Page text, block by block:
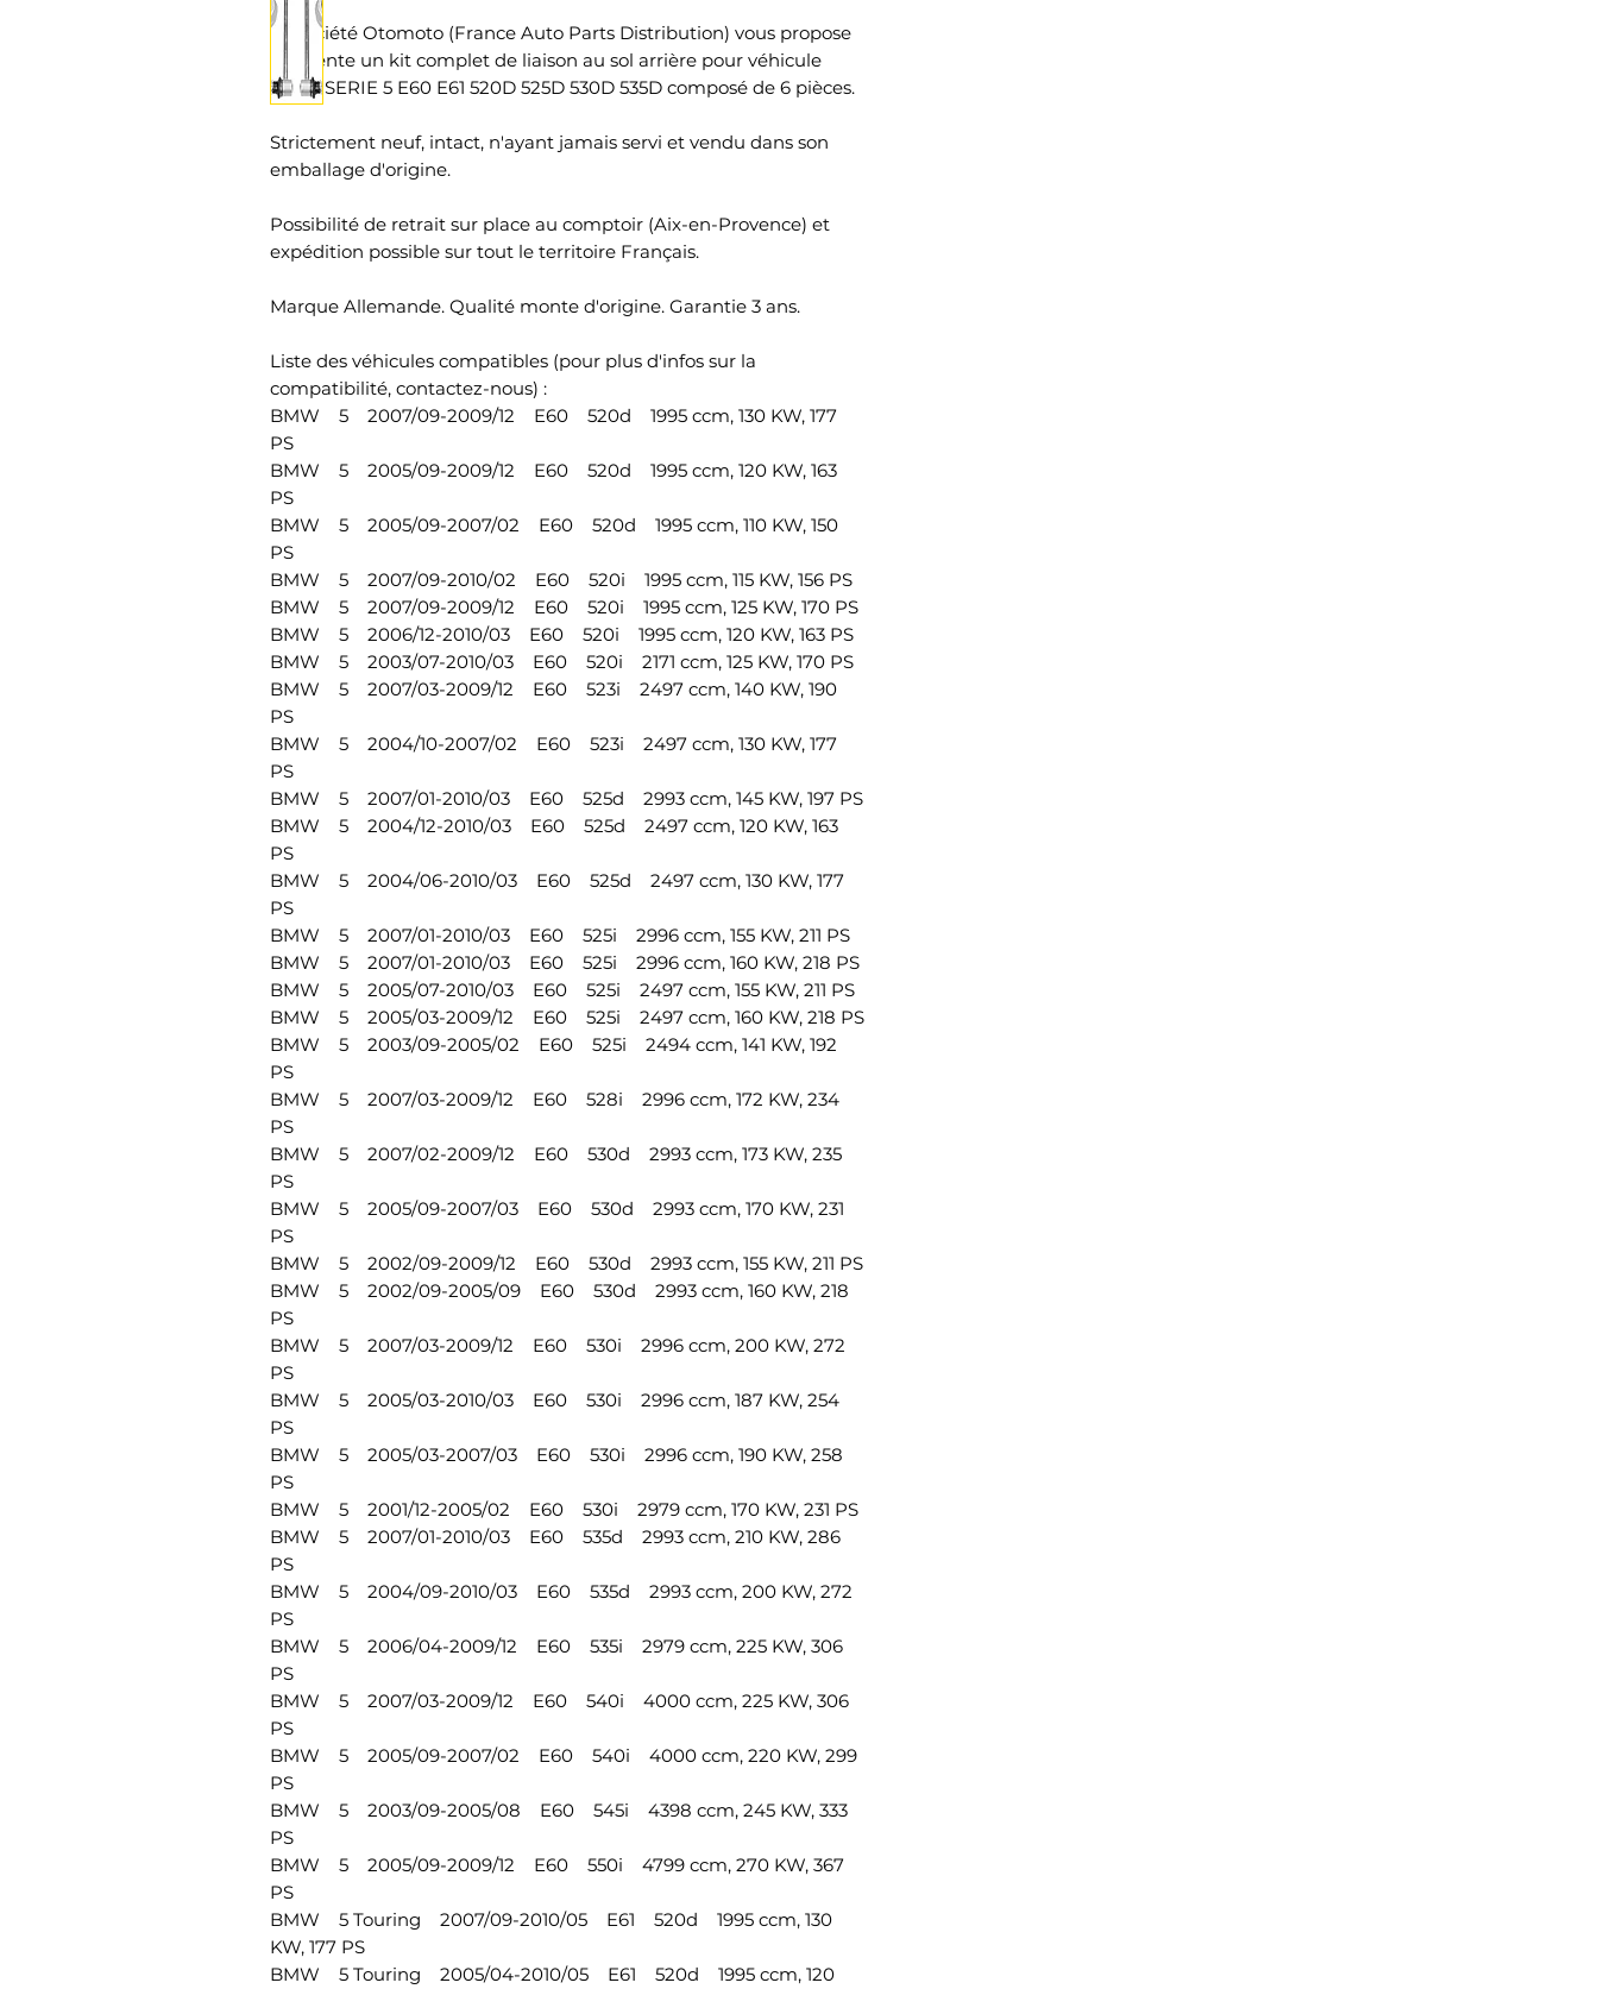
La société Otomoto (France Auto Parts Distribution) vous propose
à la vente un kit complet de liaison au sol arrière pour véhicule
BMW SERIE 5 E60 E61 520D 525D 530D 535D composé de 6 pièces.
Strictement neuf, intact, n'ayant jamais servi et vendu dans son
emballage d'origine.
Possibilité de retrait sur place au comptoir (Aix-en-Provence) et
expédition possible sur tout le territoire Français.
Marque Allemande. Qualité monte d'origine. Garantie 3 ans.
Liste des véhicules compatibles (pour plus d'infos sur la
compatibilité, contactez-nous) :
BMW 5 2007/09-2009/12 E60 520d 1995 ccm, 130 KW, 177
PS
BMW 5 2005/09-2009/12 E60 520d 1995 ccm, 120 KW, 163
PS
BMW 5 2005/09-2007/02 E60 520d 1995 ccm, 110 KW, 150
PS
BMW 5 2007/09-2010/02 E60 520i 1995 ccm, 115 KW, 156 PS
BMW 5 2007/09-2009/12 E60 520i 1995 ccm, 125 KW, 170 PS
BMW 5 2006/12-2010/03 E60 520i 1995 ccm, 120 KW, 163 PS
BMW 5 2003/07-2010/03 E60 520i 2171 ccm, 125 KW, 170 PS
BMW 5 2007/03-2009/12 E60 523i 2497 ccm, 140 KW, 190
PS
BMW 5 2004/10-2007/02 E60 523i 2497 ccm, 130 KW, 177
PS
BMW 5 2007/01-2010/03 E60 525d 2993 ccm, 145 KW, 197 PS
BMW 5 2004/12-2010/03 E60 525d 2497 ccm, 120 KW, 163
PS
BMW 5 2004/06-2010/03 E60 525d 2497 ccm, 130 KW, 177
PS
BMW 5 2007/01-2010/03 E60 525i 2996 ccm, 155 KW, 211 PS
BMW 5 2007/01-2010/03 E60 525i 2996 ccm, 160 KW, 218 PS
BMW 5 2005/07-2010/03 E60 525i 2497 ccm, 155 KW, 211 PS
BMW 5 2005/03-2009/12 E60 525i 2497 ccm, 160 KW, 218 PS
BMW 5 2003/09-2005/02 E60 525i 2494 ccm, 141 KW, 192
PS
BMW 5 2007/03-2009/12 E60 528i 2996 ccm, 172 KW, 234
PS
BMW 5 2007/02-2009/12 E60 530d 2993 ccm, 173 KW, 235
PS
BMW 5 2005/09-2007/03 E60 530d 2993 ccm, 170 KW, 231
PS
BMW 5 2002/09-2009/12 E60 530d 2993 ccm, 155 KW, 211 PS
BMW 5 2002/09-2005/09 E60 530d 2993 ccm, 160 KW, 218
PS
BMW 5 2007/03-2009/12 E60 530i 2996 ccm, 200 KW, 272
PS
BMW 5 2005/03-2010/03 E60 530i 2996 ccm, 187 KW, 254
PS
BMW 5 2005/03-2007/03 E60 530i 2996 ccm, 190 KW, 258
PS
BMW 5 2001/12-2005/02 E60 530i 2979 ccm, 170 KW, 231 PS
BMW 5 2007/01-2010/03 E60 535d 2993 ccm, 210 KW, 286
PS
BMW 5 2004/09-2010/03 E60 535d 2993 ccm, 200 KW, 272
PS
BMW 5 2006/04-2009/12 E60 535i 2979 ccm, 225 KW, 306
PS
BMW 5 2007/03-2009/12 E60 540i 4000 ccm, 225 KW, 306
PS
BMW 5 2005/09-2007/02 E60 540i 4000 ccm, 220 KW, 299
PS
BMW 5 2003/09-2005/08 E60 545i 4398 ccm, 245 KW, 333
PS
BMW 5 2005/09-2009/12 E60 550i 4799 ccm, 270 KW, 367
PS
BMW 5 Touring 2007/09-2010/05 E61 520d 1995 ccm, 130
KW, 177 PS
BMW 5 Touring 2005/04-2010/05 E61 520d 1995 ccm, 120